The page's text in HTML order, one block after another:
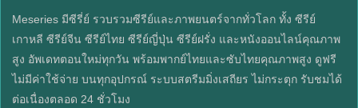
Meseries มีซีรี่ย์ รวบรวมซีรีย์และภาพยนตร์จากทั่วโลก ทั้ง ซีรีย์
เกาหลี ซีรีย์จีน ซีรีย์ไทย ซีรีย์ญี่ปุ่น ซีรีย์ฝรั่ง และหนังออนไลน์คุณภาพ
สูง อัพเดทตอนใหม่ทุกวัน พร้อมพากย์ไทยและซับไทยคุณภาพสูง ดูฟรี
ไม่มีค่าใช้จ่าย บนทุกอุปกรณ์ ระบบสตรีมมิ่งเสถียร ไม่กระตุก รับชมได้
ต่อเนื่องตลอด 24 ชั่วโมง